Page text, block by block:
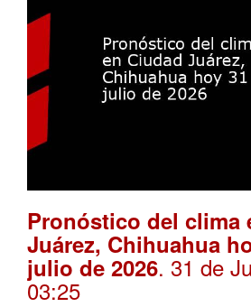
Pronóstico del clima
Juárez, Chihuahua
julio de 2026. 31 de
03:25